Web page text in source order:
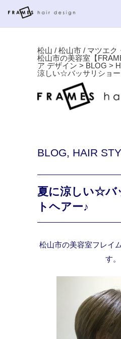
松山 / 松山市 / マツエク
松山市の美容室【
ア デザイン > BLOG >
涼しい☆バッサリショー
BLOG, HAIR
夏に涼しい☆バ
トヘアー♪
松山市の美容室フレイ
す。